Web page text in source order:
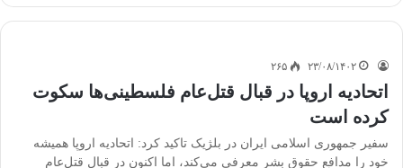
۲۳/۰۸/۱۴۰۲ ۲۶۵
اتحادیه اروپا در قبال قتل‌عام فلسطینی‌ها سکوت
کرده است
سفیر جمهوری اسلامی ایران در بلژیک تاکید کرد: اتحادیه اروپا همیشه
خود را مدافع حقوق بشر معرفی می‌کند، اما اکنون در قبال قتل‌عام